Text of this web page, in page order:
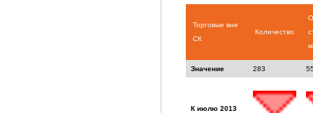
Торговые вне
СК
Количество
Значение 283
К июлю 2013